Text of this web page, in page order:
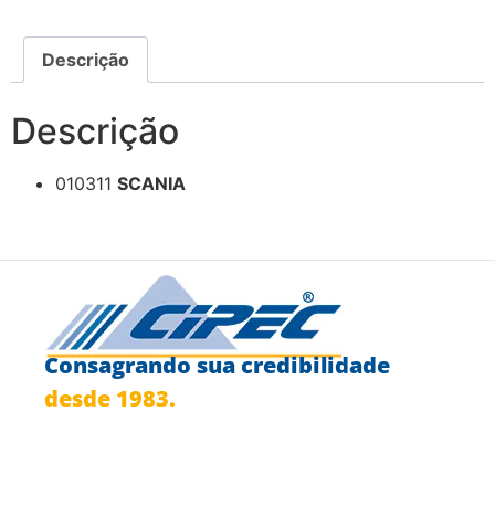
Descrição
Descrição
010311 SCANIA
Consagrando sua credibilidade
desde 1983.